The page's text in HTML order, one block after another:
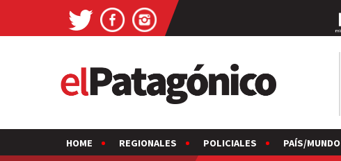
HOME REGIONALES POLICIALES PAÍS/MUNDO